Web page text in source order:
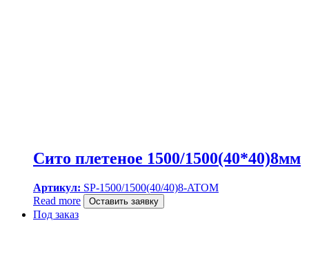
Сито плетеное 1500/1500(40*40)8мм
Артикул: SP-1500/1500(40/40)8-ATOM
Read more
Оставить заявку
Под заказ